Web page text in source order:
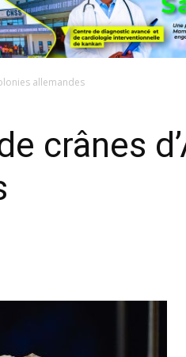
allemandes
crânes